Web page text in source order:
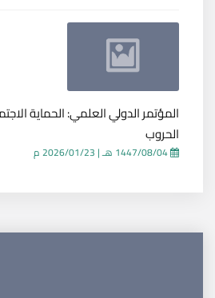
المؤتمر الدولي العلمي: الحماية
الحروب
| 2026/01/23 م